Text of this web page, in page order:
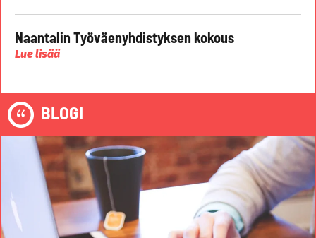
Naantalin Työväenyhdistyksen kokous
Lue lisää
BLOGI